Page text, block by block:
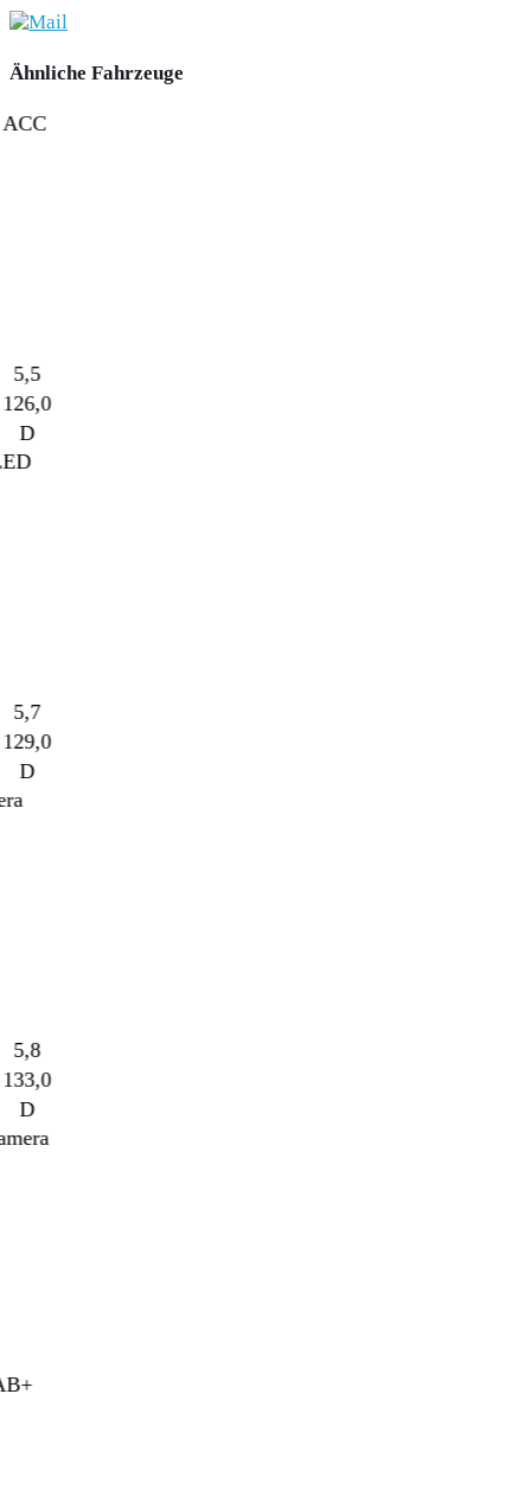
Ähnliche Fahrzeuge